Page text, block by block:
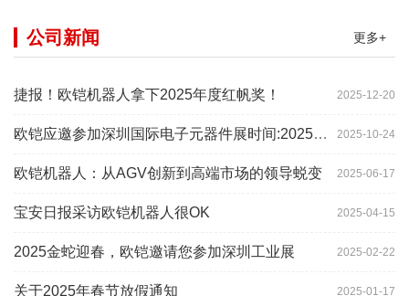
更多+
公司新闻
2025-12-20
捷报！欧铠机器人拿下2025年度红帆奖！
2025-10-24
欧铠应邀参加深圳国际电子元器件展时间:2025年10月28-
2025-06-17
欧铠机器人：从AGV创新到高端市场的领导蜕变
2025-04-15
宝安日报采访欧铠机器人很OK
2025-02-22
2025金蛇迎春，欧铠邀请您参加深圳工业展
2025-01-17
关于2025年春节放假通知